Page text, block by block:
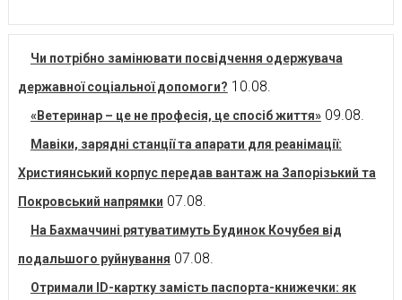
Чи потрібно замінювати посвідчення одержувача
державної соціальної допомоги? 10.08.
«Ветеринар – це не професія, це спосіб життя» 09.08.
Мавіки, зарядні станції та апарати для реанімації:
Християнський корпус передав вантаж на Запорізький та
Покровський напрямки 07.08.
На Бахмаччині рятуватимуть Будинок Кочубея від
подальшого руйнування 07.08.
Отримали ID-картку замість паспорта-книжечки: як